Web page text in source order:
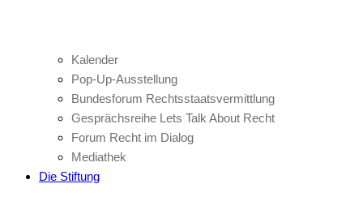
Kalender
Pop-Up-Ausstellung
Bundesforum Rechtsstaatsvermittlung
Gesprächsreihe Lets Talk About Recht
Forum Recht im Dialog
Mediathek
Die Stiftung